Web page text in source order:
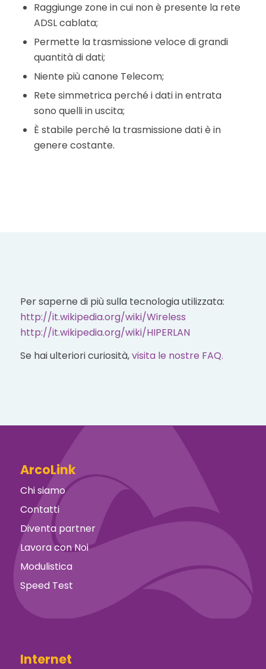
Raggiunge zone in cui non è presente la rete
ADSL cablata;
Permette la trasmissione veloce di grandi
quantità di dati;
Niente più canone Telecom;
Rete simmetrica perché i dati in entrata
sono quelli in uscita;
È stabile perché la trasmissione dati è in
genere costante.
Per saperne di più sulla tecnologia utilizzata:
http://it.wikipedia.org/wiki/Wireless
http://it.wikipedia.org/wiki/HIPERLAN
Se hai ulteriori curiosità,visita le nostre FAQ.
ArcoLink
Chi siamo
Contatti
Diventa partner
Lavora con Noi
Modulistica
Speed Test
Internet